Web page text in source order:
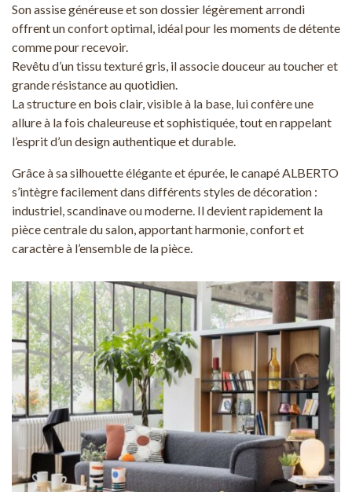
Son assise généreuse et son dossier légèrement arrondi
offrent un confort optimal, idéal pour les moments de détente
comme pour recevoir.
Revêtu d’un tissu texturé gris, il associe douceur au toucher et
grande résistance au quotidien.
La structure en bois clair, visible à la base, lui confère une
allure à la fois chaleureuse et sophistiquée, tout en rappelant
l’esprit d’un design authentique et durable.
Grâce à sa silhouette élégante et épurée, le canapé ALBERTO
s’intègre facilement dans différents styles de décoration :
industriel, scandinave ou moderne. Il devient rapidement la
pièce centrale du salon, apportant harmonie, confort et
caractère à l’ensemble de la pièce.